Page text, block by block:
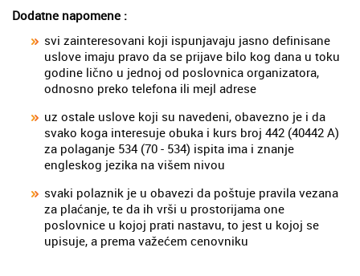
Dodatne napomene :
svi zainteresovani koji ispunjavaju jasno definisane
uslove imaju pravo da se prijave bilo kog dana u toku
godine lično u jednoj od poslovnica organizatora,
odnosno preko telefona ili mejl adrese
uz ostale uslove koji su navedeni, obavezno je i da
svako koga interesuje obuka i kurs broj 442 (40442 A)
za polaganje 534 (70 - 534) ispita ima i znanje
engleskog jezika na višem nivou
svaki polaznik je u obavezi da poštuje pravila vezana
za plaćanje, te da ih vrši u prostorijama one
poslovnice u kojoj prati nastavu, to jest u kojoj se
upisuje, a prema važećem cenovniku